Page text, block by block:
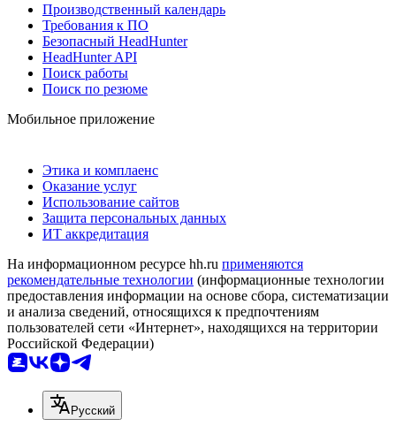
Производственный календарь
Требования к ПО
Безопасный HeadHunter
HeadHunter API
Поиск работы
Поиск по резюме
Мобильное приложение
Этика и комплаенс
Оказание услуг
Использование сайтов
Защита персональных данных
ИТ аккредитация
На информационном ресурсе hh.ru применяются
рекомендательные технологии (информационные технологии
предоставления информации на основе сбора, систематизации
и анализа сведений, относящихся к предпочтениям
пользователей сети «Интернет», находящихся на территории
Российской Федерации)
Русский